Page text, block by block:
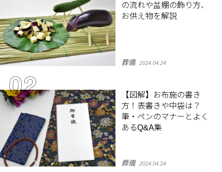
の流れや盆棚の飾り方、
お供え物を解説
葬儀 2024.04.24
【図解】お布施の書き
方！表書きや中袋は？
筆・ペンのマナーとよく
あるQ&A集
葬儀 2024.04.24